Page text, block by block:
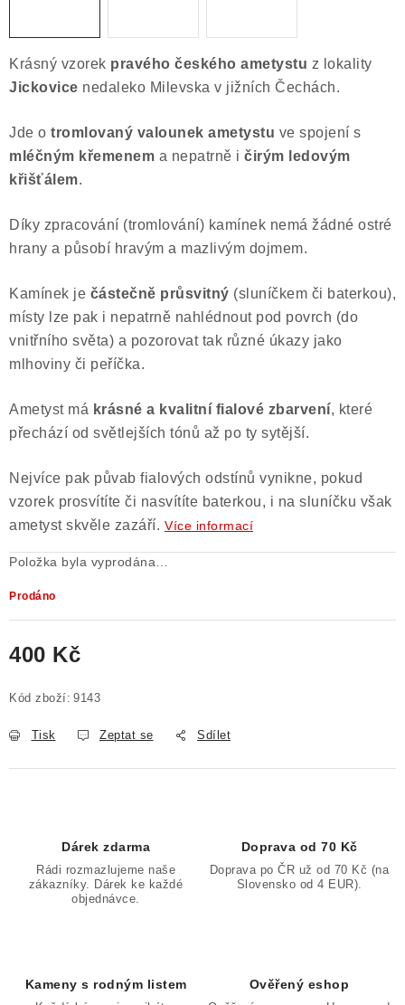
Krásný vzorek pravého českého ametystu z lokality
Jickovice nedaleko Milevska v jižních Čechách.
Jde o tromlovaný valounek ametystu ve spojení s
mléčným křemenem a nepatrně i čirým ledovým
křišťálem.
Díky zpracování (tromlování) kamínek nemá žádné ostré
hrany a působí hravým a mazlivým dojmem.
Kamínek je částečně průsvitný (sluníčkem či baterkou),
místy lze pak i nepatrně nahlédnout pod povrch (do
vnitřního světa) a pozorovat tak různé úkazy jako
mlhoviny či peříčka.
Ametyst má krásné a kvalitní fialové zbarvení, které
přechází od světlejších tónů až po ty sytější.
Nejvíce pak půvab fialových odstínů vynikne, pokud
vzorek prosvítíte či nasvítíte baterkou, i na sluníčku však
ametyst skvěle zazáří. Více informací
Položka byla vyprodána…
Prodáno
400 Kč
Kód zboží: 9143
Tisk Zeptat se Sdílet
Dárek zdarma
Rádi rozmazlujeme naše
zákazníky. Dárek ke každé
objednávce.
Doprava od 70 Kč
Doprava po ČR už od 70 Kč (na
Slovensko od 4 EUR).
Kameny s rodným listem Ověřený eshop